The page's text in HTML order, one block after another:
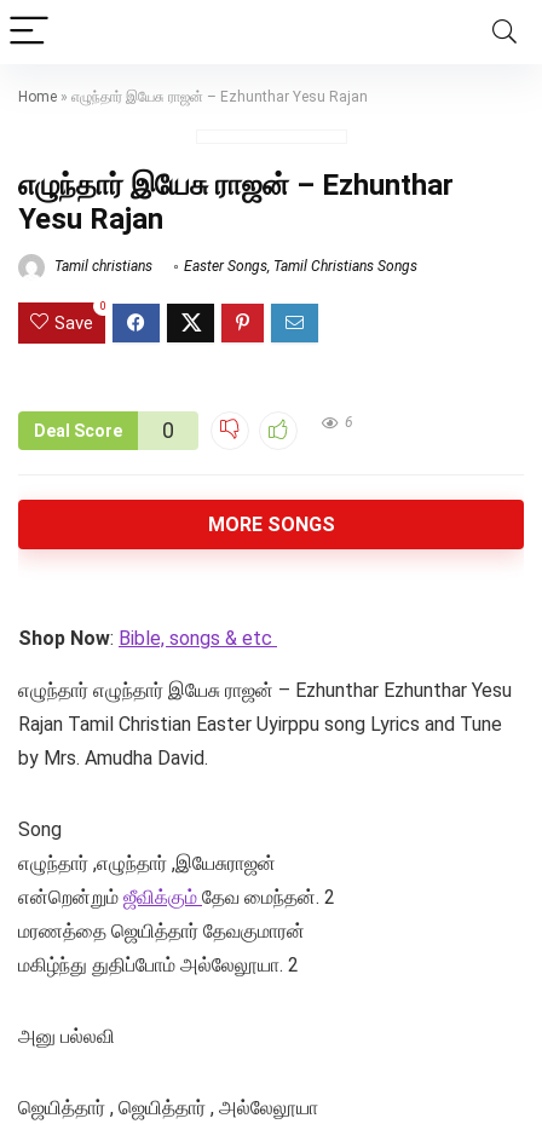
Home » எழுந்தார் இயேசு ராஜன் – Ezhunthar Yesu Rajan
எழுந்தார் இயேசு ராஜன் – Ezhunthar
Yesu Rajan
Tamil christians Easter Songs, Tamil Christians Songs
Save
0
Deal Score 0 6
MORE SONGS
Shop Now: Bible, songs & etc
எழுந்தார் எழுந்தார் இயேசு ராஜன் – Ezhunthar Ezhunthar Yesu
Rajan Tamil Christian Easter Uyirppu song Lyrics and Tune
by Mrs. Amudha David.
Song
எழுந்தார் ,எழுந்தார் ,இயேசுராஜன்
என்றென்றும் ஜீவிக்கும் தேவ மைந்தன். 2
மரணத்தை ஜெயித்தார் தேவகுமாரன்
மகிழ்ந்து துதிப்போம் அல்லேலூயா. 2
அனு பல்லவி
ஜெயித்தார் , ஜெயித்தார் , அல்லேலூயா